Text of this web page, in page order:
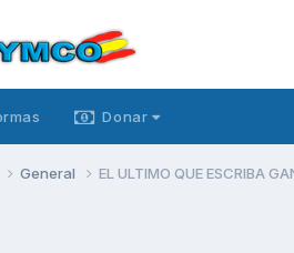
Donar
General EL ULTIMO QUE ESCRIBA